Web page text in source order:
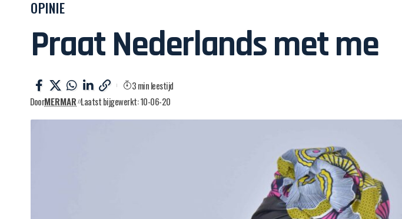
OPINIE
Praat Nederlands met me
DoorMERMAR Laatst bijgewerkt: 10-06-20
3 min leestijd